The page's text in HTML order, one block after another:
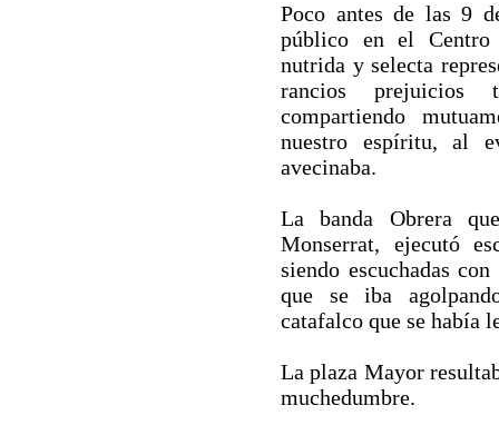
Poco antes de las 9
público en el Centro
nutrida y selecta
rancios prejuicios
compartiendo
nuestro espíritu, al
avecinaba.
La banda Obrera
Monserrat, ejecutó
siendo escuchadas
que se iba
catafalco que se había
La plaza Mayor
muchedumbre.